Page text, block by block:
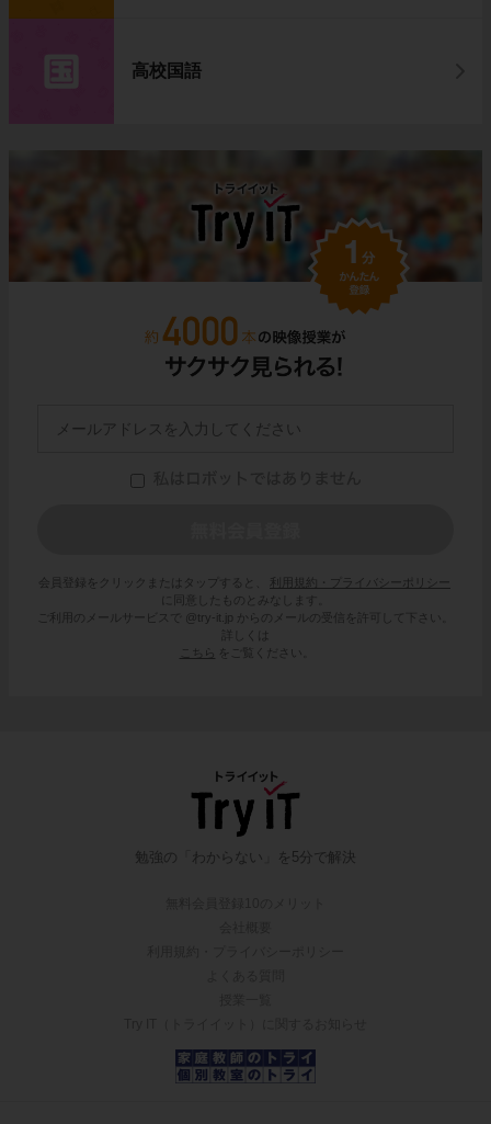
高校国語
会員登録をクリックまたはタップすると、
利用規約・プライバシーポリシー
に同意したものとみなします。
ご利用のメールサービスで @try-it.jp からのメールの受信を許可して下さい。
詳しくは
こちら
をご覧ください。
勉強の「わからない」を5分で解決